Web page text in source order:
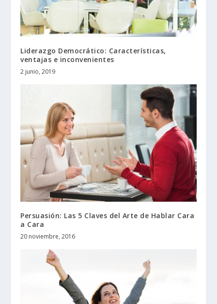
Liderazgo Democrático: Características,
ventajas e inconvenientes
2 junio, 2019
Persuasión: Las 5 Claves del Arte de Hablar Cara
a Cara
20 noviembre, 2016